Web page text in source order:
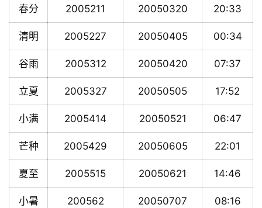
春分 2005211 20050320 20:33
清明 2005227 20050405 00:34
谷雨 2005312 20050420 07:37
立夏 2005327 20050505 17:52
小满 2005414 20050521 06:47
芒种 2005429 20050605 22:01
夏至 2005515 20050621 14:46
小暑 200562 20050707 08:16